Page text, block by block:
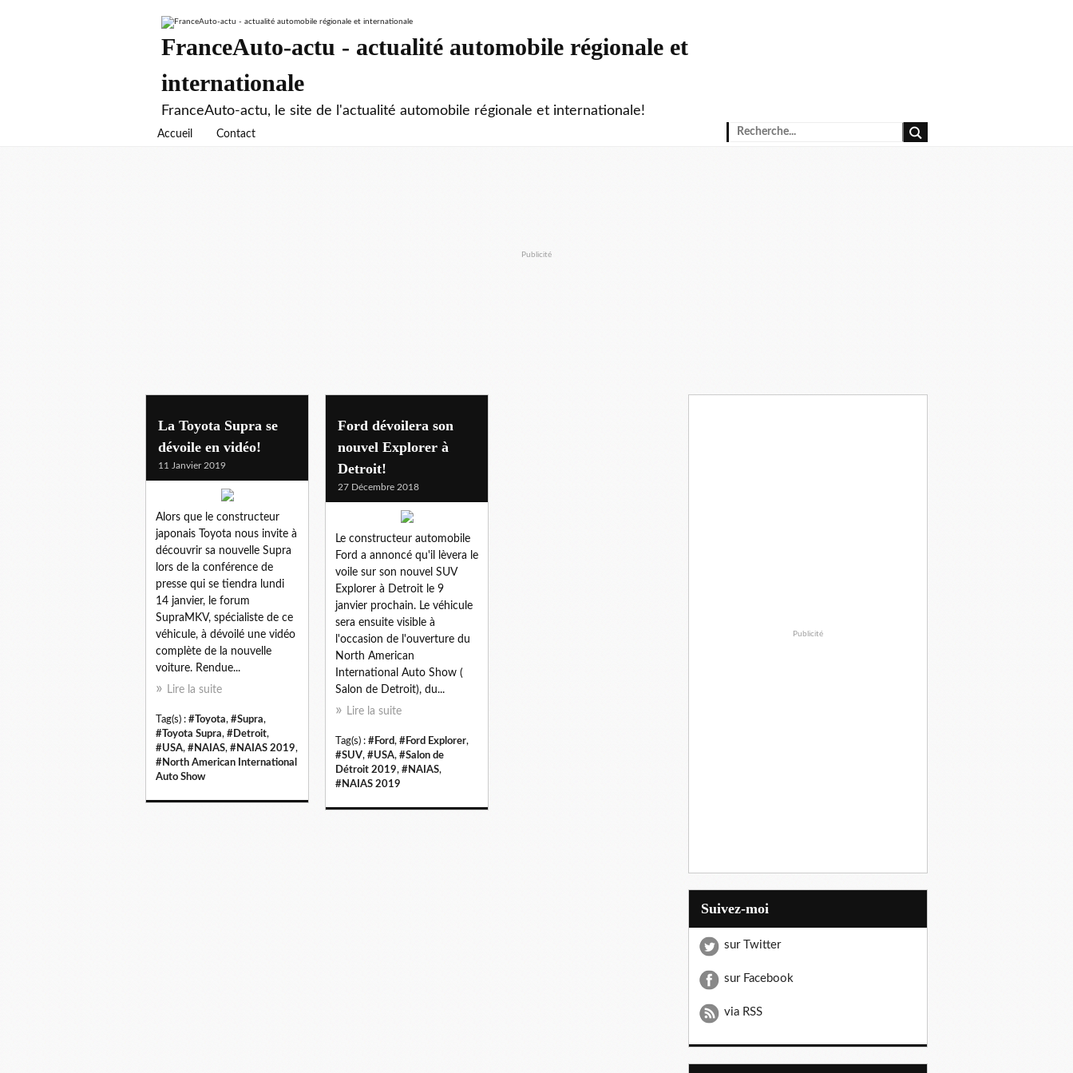
FranceAuto-actu - actualité automobile régionale et
internationale
FranceAuto-actu, le site de l'actualité automobile régionale et internationale!
Accueil Contact
Publicité
naias 2019
La Toyota Supra se
dévoile en vidéo!
11 Janvier 2019
Alors que le constructeur
japonais Toyota nous invite à
découvrir sa nouvelle Supra
lors de la conférence de
presse qui se tiendra lundi
14 janvier, le forum
SupraMKV, spécialiste de ce
véhicule, à dévoilé une vidéo
complète de la nouvelle
voiture. Rendue...
Lire la suite
Tag(s) : #Toyota, #Supra,
#Toyota Supra, #Detroit,
#USA, #NAIAS, #NAIAS 2019,
#North American International
Auto Show
Ford dévoilera son
nouvel Explorer à
Detroit!
27 Décembre 2018
Le constructeur automobile
Ford a annoncé qu'il lèvera le
voile sur son nouvel SUV
Explorer à Detroit le 9
janvier prochain. Le véhicule
sera ensuite visible à
l'occasion de l'ouverture du
North American
International Auto Show (
Salon de Detroit), du...
Lire la suite
Tag(s) : #Ford, #Ford Explorer,
#SUV, #USA, #Salon de
Détroit 2019, #NAIAS,
#NAIAS 2019
Publicité
Suivez-moi
sur Twitter
sur Facebook
via RSS